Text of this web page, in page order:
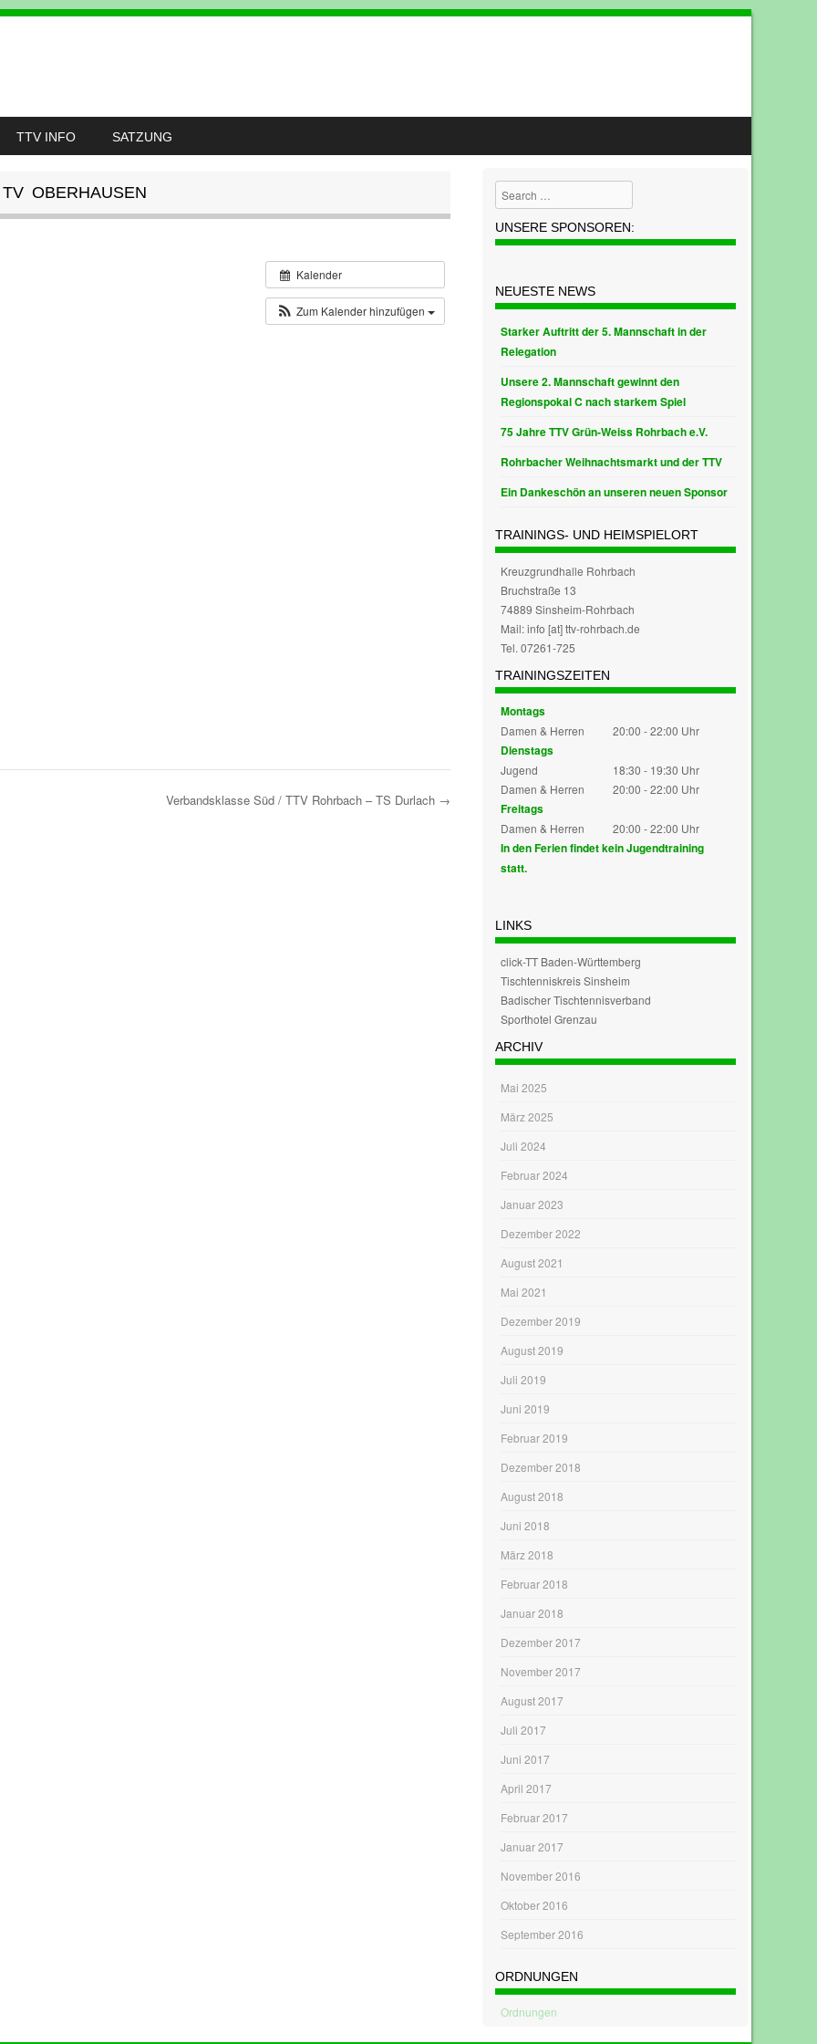
TTV INFO SATZUNG
OBERHAUSEN
Kalender
Zum Kalender hinzufügen
Verbandsklasse Süd / TTV Rohrbach – TS Durlach →
Search
UNSERE SPONSOREN:
NEUESTE NEWS
Starker Auftritt der 5. Mannschaft in der
Relegation
Unsere 2. Mannschaft gewinnt den
Regionspokal C nach starkem Spiel
75 Jahre TTV Grün-Weiss Rohrbach e.V.
Rohrbacher Weihnachtsmarkt und der TTV
Ein Dankeschön an unseren neuen Sponsor
TRAININGS- UND HEIMSPIELORT
Kreuzgrundhalle Rohrbach
Bruchstraße 13
74889 Sinsheim-Rohrbach
Mail: info [at] ttv-rohrbach.de
Tel. 07261-725
TRAININGSZEITEN
Montags
Damen & Herren 20:00 - 22:00 Uhr
Dienstags
Jugend
18:30 - 19:30 Uhr
Damen & Herren
20:00 - 22:00 Uhr
Freitags
Damen & Herren 20:00 - 22:00 Uhr
In den Ferien findet kein Jugendtraining
statt.
LINKS
click-TT Baden-Württemberg
Tischtenniskreis Sinsheim
Badischer Tischtennisverband
Sporthotel Grenzau
ARCHIV
Mai 2025
März 2025
Juli 2024
Februar 2024
Januar 2023
Dezember 2022
August 2021
Mai 2021
Dezember 2019
August 2019
Juli 2019
Juni 2019
Februar 2019
Dezember 2018
August 2018
Juni 2018
März 2018
Februar 2018
Januar 2018
Dezember 2017
November 2017
August 2017
Juli 2017
Juni 2017
April 2017
Februar 2017
Januar 2017
November 2016
Oktober 2016
September 2016
ORDNUNGEN
Ordnungen